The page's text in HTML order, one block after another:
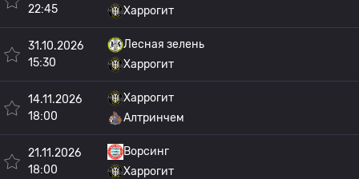
22:45
Харрогит
31.10.2026
15:30
Лесная зелень
Харрогит
14.11.2026
18:00
Харрогит
Алтринчем
21.11.2026
18:00
Ворсинг
Харрогит